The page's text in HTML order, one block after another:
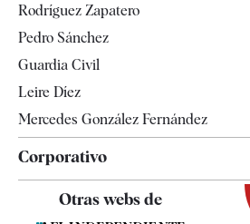
Televisión
Rodríguez Zapatero
Pedro Sánchez
Guardia Civil
Leire Díez
Mercedes González Fernández
Corporativo
Contacto
Otras webs de